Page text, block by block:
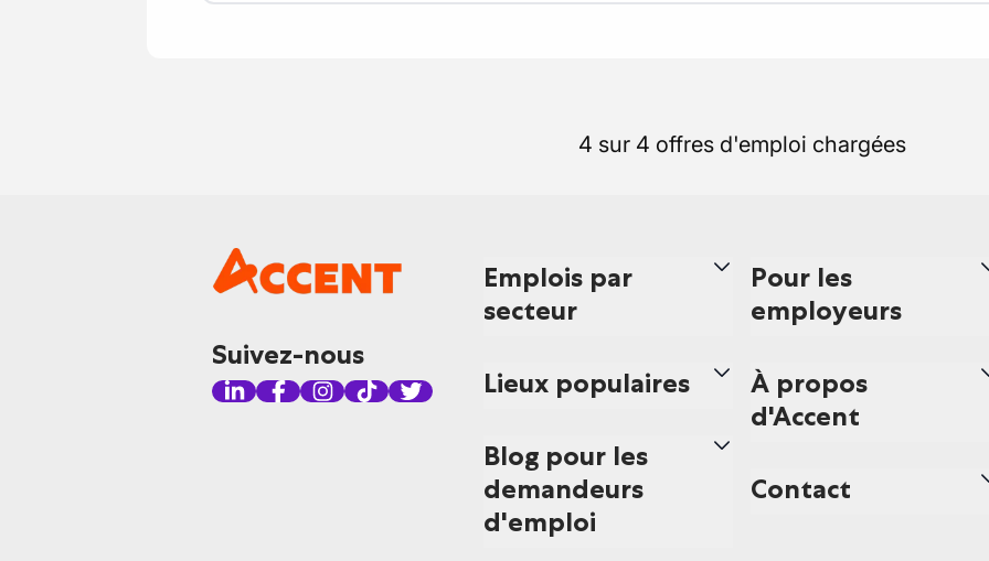
4 sur 4 offres d'emploi chargées
Suivez-nous
Emplois par
secteur
Lieux populaires
Blog pour les
demandeurs
d'emploi
Pour les
employeurs
À propos
d'Accent
Contact